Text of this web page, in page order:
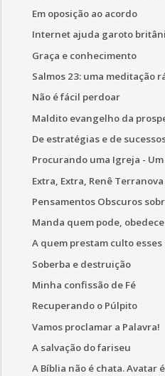
Em oposição ao acordo
Internet ajuda garoto
Graça e conhecimento
Salmos 23: uma meditação
Não é fácil perdoar
Maldito evangelho da
Procurando uma Igreja -
Extra, Extra, Renê
Pensamentos Obscuros
Manda quem pode,
A quem prestam culto
Soberba e destruição
Minha confissão de Fé
Recuperando o Púlpito
Vamos proclamar a Palavra!
A salvação do fariseu
A Bíblia não é chata. Avatar